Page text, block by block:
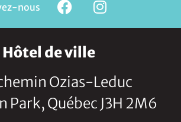
nous
Hôtel de ville
Ozias-Leduc
Park, Québec J3H 2M6